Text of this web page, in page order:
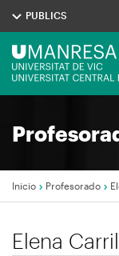
principal
Menú
UManresa
PUBLICS
Navegació
enlaces
Inicio Profesorado
Elena